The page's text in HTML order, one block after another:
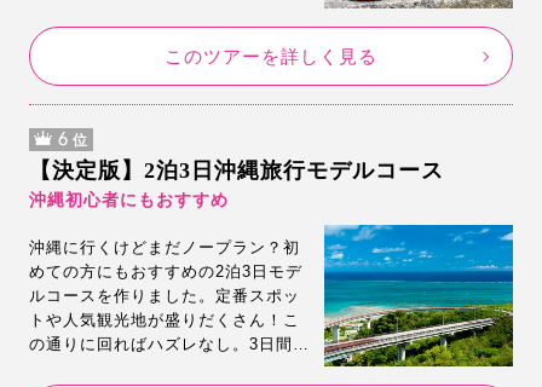
お得？注意点は？など気になる点も
まとめてみました。このツアーを詳しく見る
6 位
【決定版】2泊3日沖縄旅行モデルコース
沖縄初心者にもおすすめ
沖縄に行くけどまだノープラン？初
めての方にもおすすめの2泊3日モデ
ルコースを作りました。定番スポッ
トや人気観光地が盛りだくさん！こ
の通りに回ればハズレなし。3日間で